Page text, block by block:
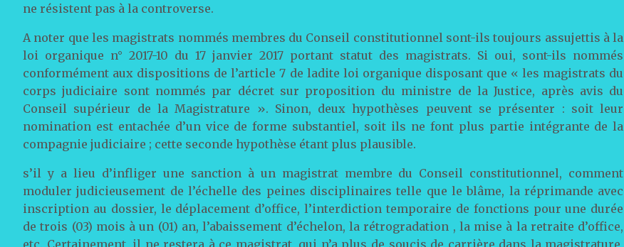
ne résistent pas à la controverse.
A noter que les magistrats nommés membres du Conseil constitutionnel sont-ils toujours assujettis à la
loi organique n° 2017-10 du 17 janvier 2017 portant statut des magistrats. Si oui, sont-ils nommés
conformément aux dispositions de l’article 7 de ladite loi organique disposant que « les magistrats du
corps judiciaire sont nommés par décret sur proposition du ministre de la Justice, après avis du
Conseil supérieur de la Magistrature ». Sinon, deux hypothèses peuvent se présenter : soit leur
nomination est entachée d’un vice de forme substantiel, soit ils ne font plus partie intégrante de la
compagnie judiciaire ; cette seconde hypothèse étant plus plausible.
s’il y a lieu d’infliger une sanction à un magistrat membre du Conseil constitutionnel, comment
moduler judicieusement de l’échelle des peines disciplinaires telle que le blâme, la réprimande avec
inscription au dossier, le déplacement d’office, l’interdiction temporaire de fonctions pour une durée
de trois (03) mois à un (01) an, l’abaissement d’échelon, la rétrogradation , la mise à la retraite d’office,
etc. Certainement, il ne restera à ce magistrat, qui n’a plus de soucis de carrière dans la magistrature,